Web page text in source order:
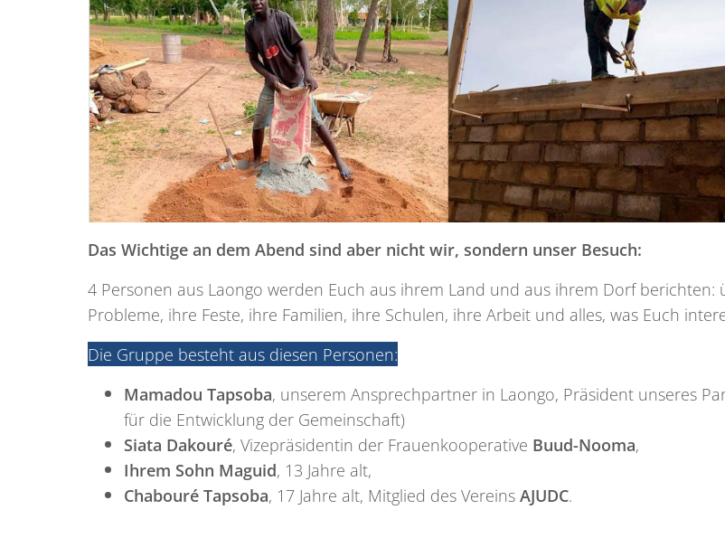
Das Wichtige an dem Abend sind aber nicht wir, sondern unser Besuch:
4 Personen aus Laongo werden Euch aus ihrem Land und aus ihrem Dorf
Probleme, ihre Feste, ihre Familien, ihre Schulen, ihre Arbeit und alles, was Euch
Die Gruppe besteht aus diesen Personen:
Mamadou Tapsoba, unserem Ansprechpartner in Laongo, Präsident unseres
für die Entwicklung der Gemeinschaft)
Siata Dakouré, Vizepräsidentin der Frauenkooperative Buud-Nooma,
Ihrem Sohn Maguid, 13 Jahre alt,
Chabouré Tapsoba, 17 Jahre alt, Mitglied des Vereins AJUDC.